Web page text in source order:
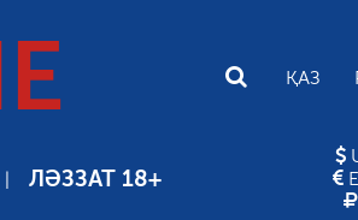
ҚАЗ
ЛӘЗЗАТ 18+